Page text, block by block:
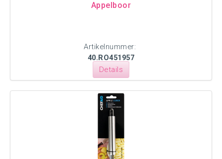
Appelboor
Artikelnummer:
40.RO451957
Details